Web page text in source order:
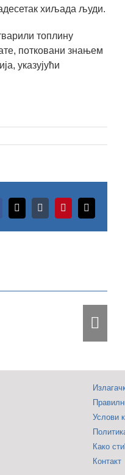
хиљада људи.
топлину
потковани знањем
указујући
X TumblrPinterestEmail
Услови
Како
Контакт